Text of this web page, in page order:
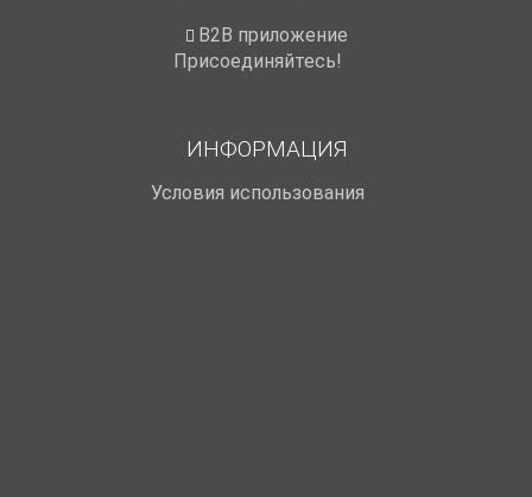
B2B приложение
Присоединяйтесь!
ИНФОРМАЦИЯ
Условия использования